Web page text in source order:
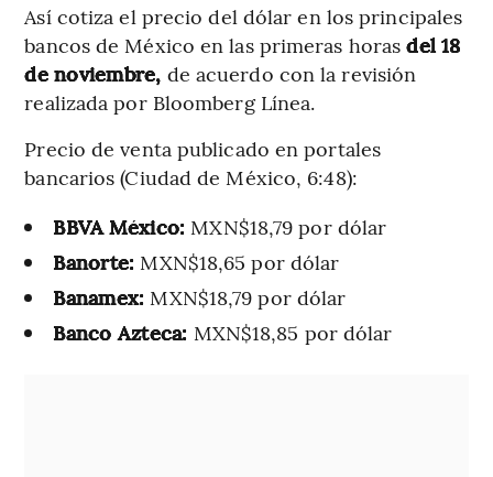
Así cotiza el precio del dólar en los principales
bancos de México en las primeras horasdel 18
de noviembre, de acuerdo con la revisión
realizada por Bloomberg Línea.
Precio de venta publicado en portales
bancarios (Ciudad de México, 6:48):
BBVA México: MXN$18,79 por dólar
Banorte: MXN$18,65 por dólar
Banamex: MXN$18,79 por dólar
Banco Azteca: MXN$18,85 por dólar